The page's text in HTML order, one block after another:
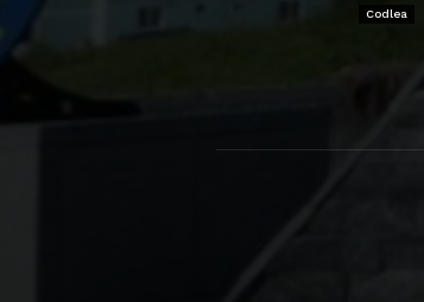
Codlea